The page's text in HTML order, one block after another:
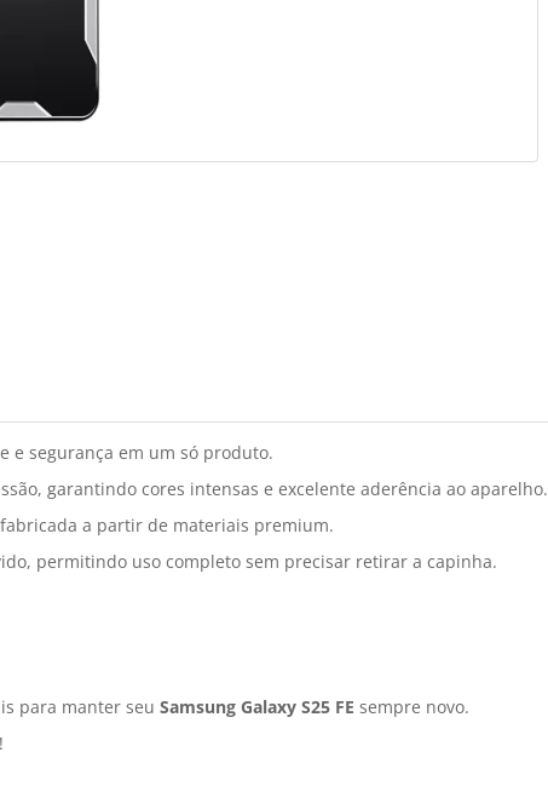
e segurança em um só produto.
garantindo cores intensas e excelente aderência ao aparelho.
a partir de materiais premium.
permitindo uso completo sem precisar retirar a capinha.
para manter seu Samsung Galaxy S25 FE sempre novo.